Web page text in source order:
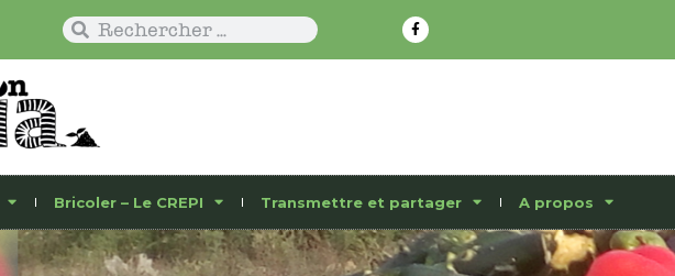
Bricoler – Le CREPI Transmettre et partager A propos